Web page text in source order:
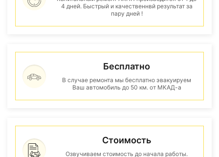
4 дней. Быстрый и качественнвй результат за
пару дней !
Бесплатно
В случае ремонта мы бесплатно эвакуируем
Ваш автомобиль до 50 км. от МКАД-а
Стоимость
Озвучиваем стоимость до начала работы.